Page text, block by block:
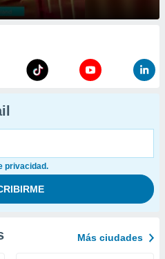
privacidad.
Más ciudades